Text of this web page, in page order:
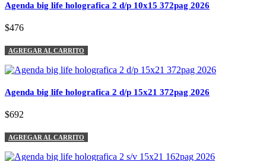
Agenda big life holografica 2 d/p 10x15 372pag 2026
$476
AGREGAR AL CARRITO
Agenda big life holografica 2 d/p 15x21 372pag 2026
$692
AGREGAR AL CARRITO